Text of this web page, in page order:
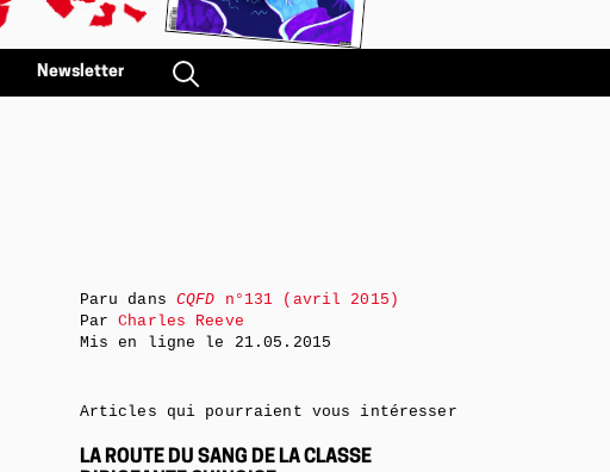
Newsletter
Paru dans CQFD n°131 (avril 2015)
ParCharles Reeve
Mis en ligne le 21.05.2015
Articles qui pourraient vous intéresser
LA ROUTE DU SANG DE LA CLASSE